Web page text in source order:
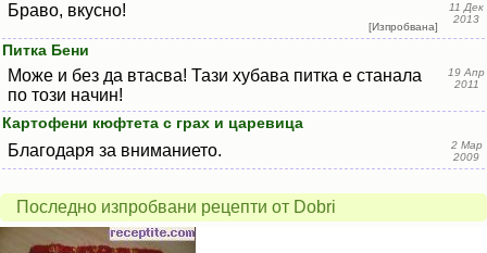
Браво, вкусно!
[Изпробвана]
11 Дек
2013
Питка Бени
Може и без да втасва! Тази хубава питка е станала
по този начин!
19 Апр
2011
Картофени кюфтета с грах и царевица
Благодаря за вниманието.
2 Мар
2009
Последно изпробвани рецепти от Dobri